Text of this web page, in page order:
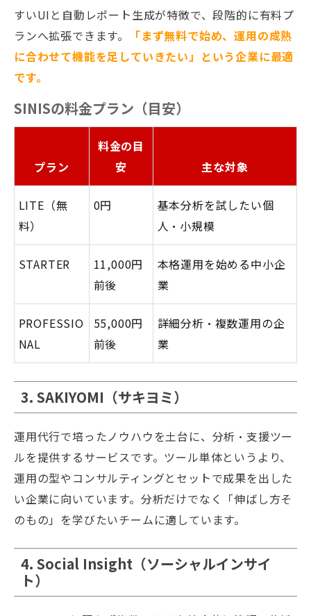
すいUIと自動レポート生成が特徴で、段階的に有料プ
ランへ拡張できます。
「まず無料で始め、運用の成熟
に合わせて機能を足していきたい」という企業に最適
です。
SINISの料金プラン（目安）
プラン
料金の目
安
主な対象
LITE（無
料）
0円
基本分析を試したい個
人・小規模
STARTER
11,000円
前後
本格運用を始める中小企
業
PROFESSIO
NAL
55,000円
前後
詳細分析・複数運用の企
業
3. SAKIYOMI（サキヨミ）
運用代行で培ったノウハウを土台に、分析・支援ツー
ルを提供するサービスです。ツール単体というより、
運用の型やコンサルティングとセットで成果を出した
い企業に向いています。分析だけでなく「伸ばし方そ
のもの」を学びたいチームに適しています。
4. Social Insight（ソーシャルインサイ
ト）